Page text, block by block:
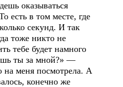
оказываться
есть в том месте, где
секунд. И так
тоже никто не
тебе будет намного
ты за мной?» —
на меня посмотрела. А
конечно же